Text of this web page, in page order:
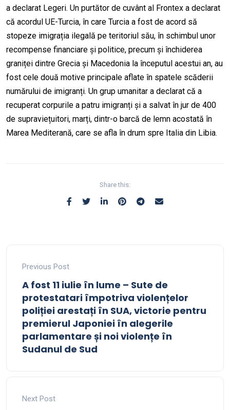
a declarat Legeri. Un purtător de cuvânt al Frontex a declarat
că acordul UE-Turcia, în care Turcia a fost de acord să
stopeze imigrația ilegală pe teritoriul său, în schimbul unor
recompense financiare și politice, precum și închiderea
graniței dintre Grecia și Macedonia la începutul acestui an, au
fost cele două motive principale aflate în spatele scăderii
numărului de imigranți. Un grup umanitar a declarat că a
recuperat corpurile a patru imigranți și a salvat în jur de 400
de supraviețuitori, marți, dintr-o barcă de lemn acostată în
Marea Mediterană, care se afla în drum spre Italia din Libia.
Share this:
Previous Post
A fost 11 iulie în lume – Sute de
protestatari împotriva violențelor
poliției arestați în SUA, victorie pentru
premierul Japoniei în alegerile
parlamentare și noi violențe în
Sudanul de Sud
Next Post